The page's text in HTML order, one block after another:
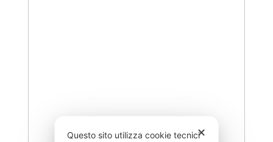
✕
Questo sito utilizza cookie tecnici